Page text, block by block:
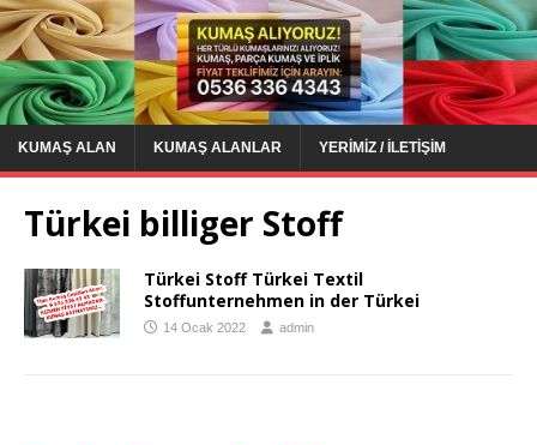
KUMAŞ ALAN KUMAŞ ALANLAR YERIMIZ / İLETIŞIM
Türkei billiger Stoff
Türkei Stoff Türkei Textil
Stoffunternehmen in der Türkei
14 Ocak 2022 admin